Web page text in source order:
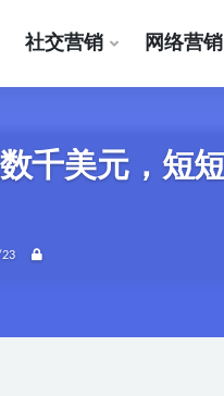
社交营销 网络营销
千美元，短